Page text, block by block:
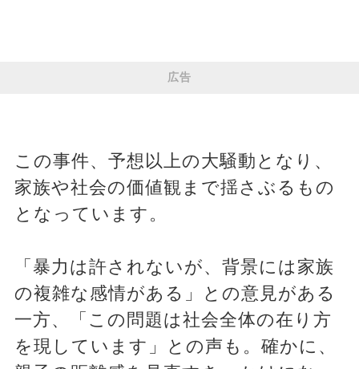
広告
この事件、予想以上の大騒動となり、
家族や社会の価値観まで揺さぶるもの
となっています。
「暴力は許されないが、背景には家族
の複雑な感情がある」との意見がある
一方、「この問題は社会全体の在り方
を現しています」との声も。確かに、